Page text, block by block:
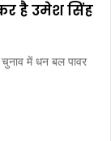
है उमेश सिंह
में धन बल पावर